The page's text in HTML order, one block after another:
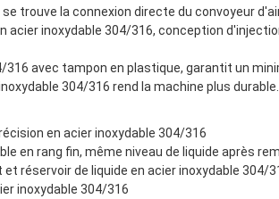
trouve la connexion directe du convoyeur
316 avec tampon en plastique, garantit un
304/316 rend la machine plus durable.
en acier inoxydable 304/316
en rang fin, même niveau de liquide après
réservoir de liquide en acier inoxydable 304/
inoxydable 304/316